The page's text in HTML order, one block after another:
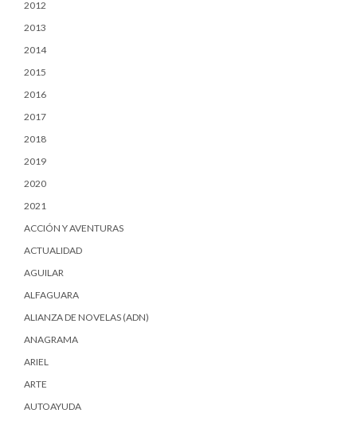
2012
2013
2014
2015
2016
2017
2018
2019
2020
2021
ACCIÓN Y AVENTURAS
ACTUALIDAD
AGUILAR
ALFAGUARA
ALIANZA DE NOVELAS (ADN)
ANAGRAMA
ARIEL
ARTE
AUTOAYUDA